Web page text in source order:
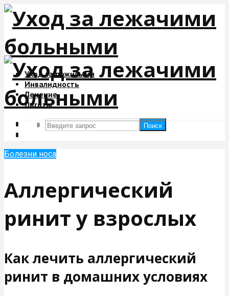
Уход за пожилыми
Инвалидность
Лечение
Льготы
Поиск
Поиск
Болезни носа
Аллергический
ринит у взрослых
Как лечить аллергический
ринит в домашних условиях